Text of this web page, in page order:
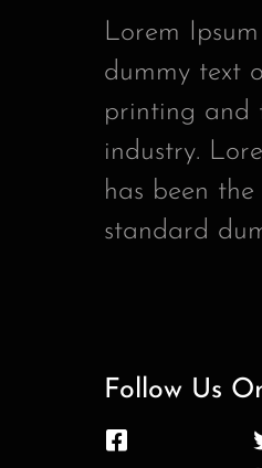
Lorem
dummy text
printing and
industry.
has been the
standard
Follow Us